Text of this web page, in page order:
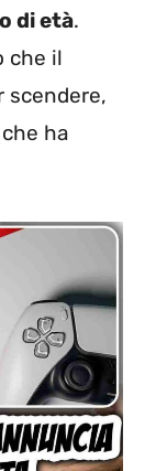
di età.
che il
scendere,
ha